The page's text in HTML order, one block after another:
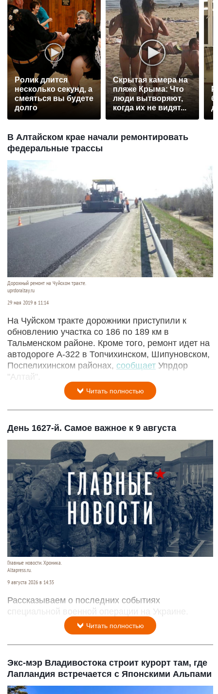
Ролик длится
несколько секунд, а
смеяться вы будете
долго
Скрытая камера на
пляже Крыма: Что
люди вытворяют,
когда их не видят...
В Алтайском крае начали ремонтировать
федеральные трассы
Дорожный ремонт на Чуйском тракте.
uprdoraltay.ru
29 мая 2019 в 11:14
На Чуйском тракте дорожники приступили к
обновлению участка со 186 по 189 км в
Тальменском районе. Кроме того, ремонт идет на
автодороге А-322 в Топчихинском, Шипуновском,
Поспелихинском районах, сообщает Упрдор
"Алтай".
Читать полностью
День 1627-й. Самое важное к 9 августа
Главные новости. Хроника.
Altapress.ru.
9 августа 2026 в 14:35
Рассказываем о последних событиях
специальной военной операции на Украине.
Читать полностью
Экс-мэр Владивостока строит курорт там, где
Лапландия встречается с Японскими Альпами